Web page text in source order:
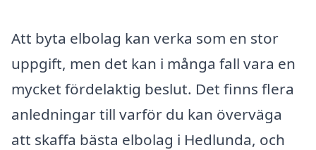
Att byta elbolag kan verka som en stor
uppgift, men det kan i många fall vara en
mycket fördelaktig beslut. Det finns flera
anledningar till varför du kan överväga
att skaffa bästa elbolag i Hedlunda, och